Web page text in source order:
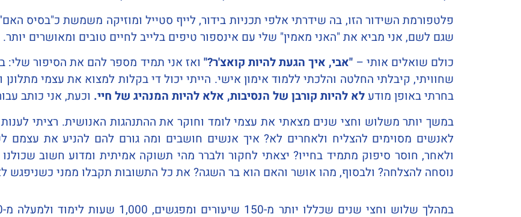
פלטפורמת השידור הזו, בה שידרתי אלפי תכניות בידור, לייף סטייל ומוזיקה משמשת כ"בסיס
שגם לשם, אני מביא את "האני מאמין" שלי עם אינספור טיפים בלייב לחיים טובים ומאושרים יותר.
כולם שואלים אותי – "אבי, איך הגעת להיות קואצ'ר?"
שחוויתי, קיבלתי החלטה והלכתי ללמוד אימון אישי. הייתי יכול די בקלות למצוא את עצמי
בחרתי באופן מודעלא להיות קורבן של הנסיבות, אלא להיות המנהיג של חיי. וכעת, אני כותב
במשך יותר משלוש וחצי שנים מצאתי את עצמי לומד וחוקר את ההתנהגות האנושית. רציתי
לאנשים מסוימים להצליח ולאחרים לא? איך אנשים חושבים ומה גורם להם להניע את עצמם
ולאחר, חוסר סיפוק מתמיד בחייו? יצאתי לחקור ולברר מהי תשוקה אמיתית ומדוע חשוב
נוסחה להצלחה? ולבסוף, מהו אושר והאם הוא בר השגה? את כל התשובות תקבלו ממני כשניפגש